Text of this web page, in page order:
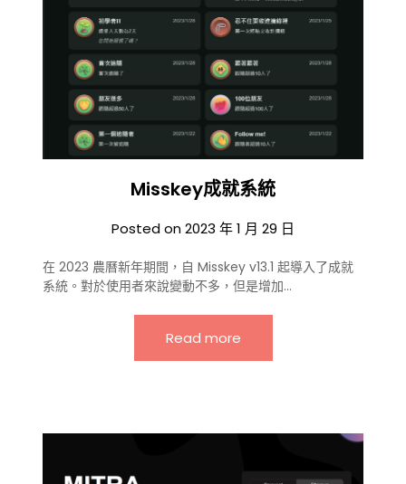
Misskey成就系統
Posted on2023 年 1 月 29 日
在 2023 農曆新年期間，自 Misskey v13.1 起導入了成就
系統。對於使用者來說變動不多，但是增加…
Read more